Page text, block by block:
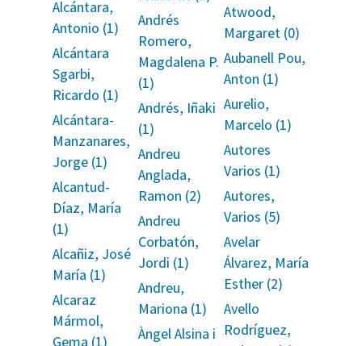
Alcántara,
Antonio (1)
Alcántara
Sgarbi,
Ricardo (1)
Alcántara-
Manzanares,
Jorge (1)
Alcantud-
Díaz, María
(1)
Alcañiz, José
María (1)
Alcaraz
Mármol,
Gema (1)
Andrés
Romero,
Magdalena P.
(1)
Andrés, Iñaki
(1)
Andreu
Anglada,
Ramon (2)
Andreu
Corbatón,
Jordi (1)
Andreu,
Mariona (1)
Àngel Alsina i
Atwood,
Margaret (0)
Aubanell Pou,
Anton (1)
Aurelio,
Marcelo (1)
Autores
Varios (1)
Autores,
Varios (5)
Avelar
Álvarez, María
Esther (2)
Avello
Rodríguez,